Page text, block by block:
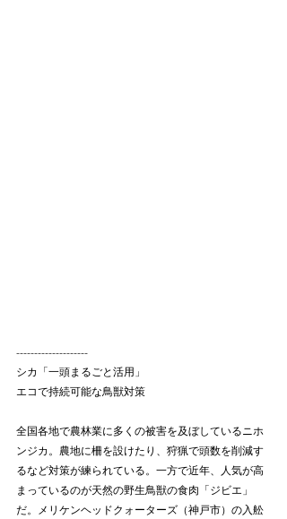
--------------------
シカ「一頭まるごと活用」
エコで持続可能な鳥獣対策
全国各地で農林業に多くの被害を及ぼしているニホ
ンジカ。農地に柵を設けたり、狩猟で頭数を削減す
るなど対策が練られている。一方で近年、人気が高
まっているのが天然の野生鳥獣の食肉「ジビエ」
だ。メリケンヘッドクォーターズ（神戸市）の入舩